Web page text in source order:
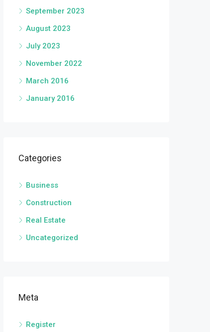
September 2023
August 2023
July 2023
November 2022
March 2016
January 2016
Categories
Business
Construction
Real Estate
Uncategorized
Meta
Register